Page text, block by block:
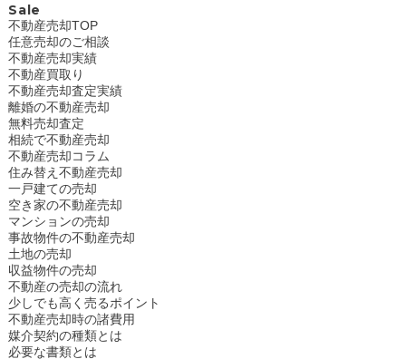
Sale
不動産売却TOP
任意売却のご相談
不動産売却実績
不動産買取り
不動産売却査定実績
離婚の不動産売却
無料売却査定
相続で不動産売却
不動産売却コラム
住み替え不動産売却
一戸建ての売却
空き家の不動産売却
マンションの売却
事故物件の不動産売却
土地の売却
収益物件の売却
不動産の売却の流れ
少しでも高く売るポイント
不動産売却時の諸費用
媒介契約の種類とは
必要な書類とは